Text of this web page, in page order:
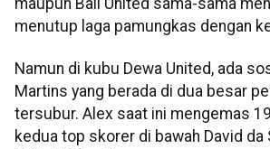
menutup laga pamungkas dengan
Namun di kubu Dewa United, ada
Martins yang berada di dua besar
tersubur. Alex saat ini mengemas
kedua top skorer di bawah David da